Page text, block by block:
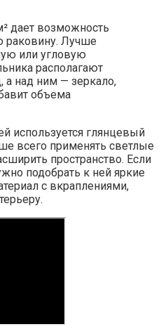
дает возможность
раковину. Лучше
или угловую
располагают
а над ним — зеркало,
объема
используется глянцевый
всего применять светлые
пространство. Если
подобрать к ней яркие
с вкраплениями,